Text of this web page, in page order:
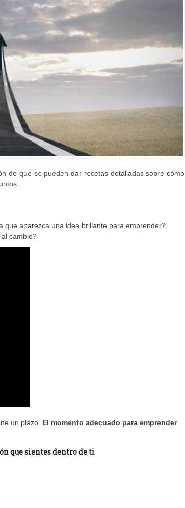
de que se pueden dar recetas detalladas sobre cómo
que aparezca una idea brillante para emprender?
cambio?
un plazo. El momento adecuado para emprender
que sientes dentro de ti